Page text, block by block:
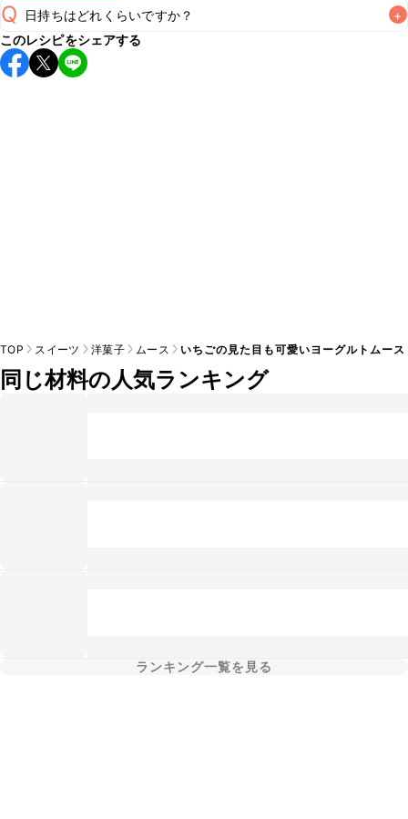
Q 日持ちはどれくらいですか？ +
保存期間は冷蔵で当日中が目安です。なるべくお早めにお召
し上がりください。
このレシピをシェアする
TOP スイーツ 洋菓子 ムース いちごの見た目も可愛いヨーグルトムース
同じ材料の人気ランキング
ランキング一覧を見る